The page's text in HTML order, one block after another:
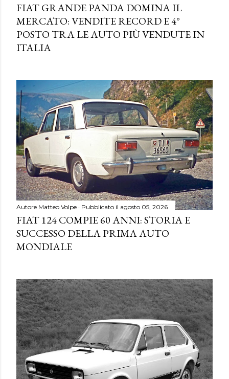
FIAT GRANDE PANDA DOMINA IL
MERCATO: VENDITE RECORD E 4°
POSTO TRA LE AUTO PIÙ VENDUTE IN
ITALIA
Autore Matteo Volpe Pubblicato il agosto 05, 2026
FIAT 124 COMPIE 60 ANNI: STORIA E
SUCCESSO DELLA PRIMA AUTO
MONDIALE